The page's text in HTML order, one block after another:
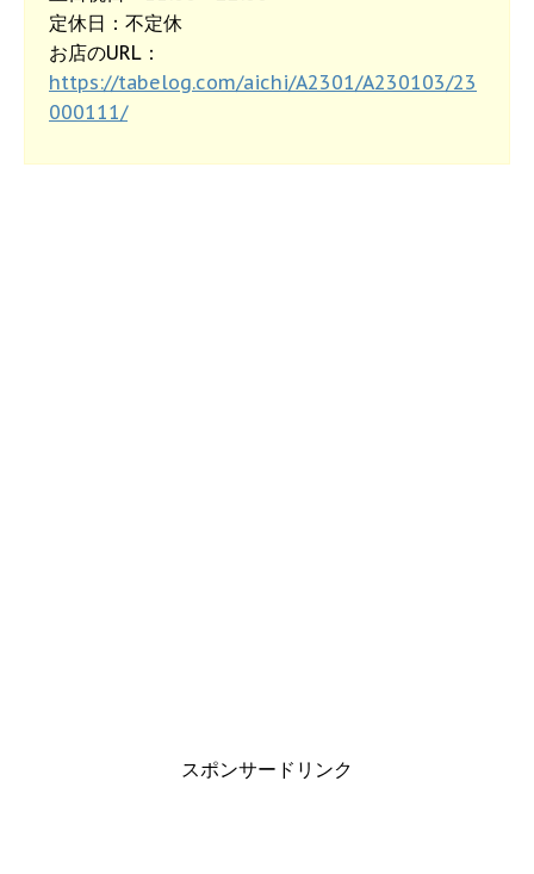
定休日：不定休
お店のURL：
https://tabelog.com/aichi/A2301/A230103/23
000111/
スポンサードリンク